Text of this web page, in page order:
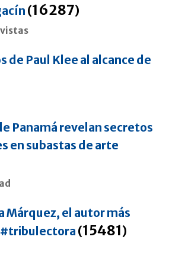
(16287)
de Paul Klee al alcance de
Panamá revelan secretos
en subastas de arte
Márquez, el autor más
#tribulectora (15481)